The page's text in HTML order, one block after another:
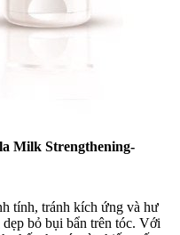
Milk Strengthening-
tính, tránh kích ứng và hư
bỏ bụi bẩn trên tóc. Với